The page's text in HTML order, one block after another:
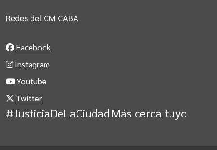
Redes del CM CABA
Facebook
Instagram
Youtube
Twitter
#JusticiaDeLaCiudad Más cerca tuyo